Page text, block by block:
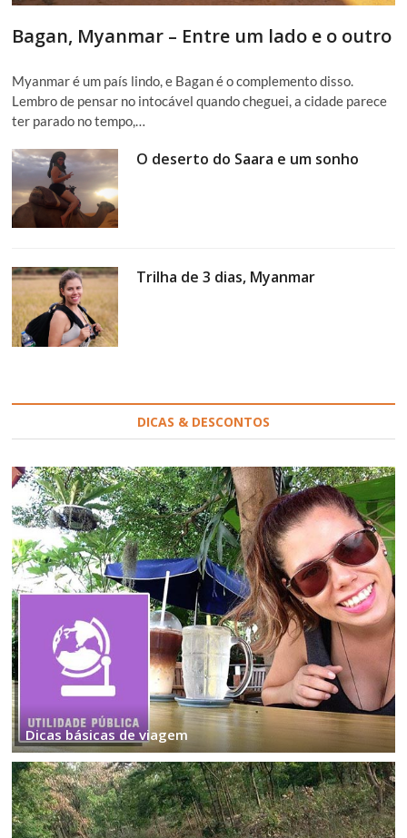
Bagan, Myanmar – Entre um lado e o outro
Myanmar é um país lindo, e Bagan é o complemento disso.
Lembro de pensar no intocável quando cheguei, a cidade parece
ter parado no tempo,…
O deserto do Saara e um sonho
Trilha de 3 dias, Myanmar
DICAS & DESCONTOS
Dicas básicas de viagem